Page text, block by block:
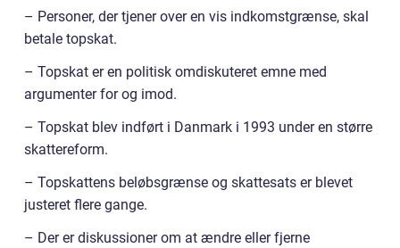
– Personer, der tjener over en vis indkomstgrænse, skal
betale topskat.
– Topskat er en politisk omdiskuteret emne med
argumenter for og imod.
– Topskat blev indført i Danmark i 1993 under en større
skattereform.
– Topskattens beløbsgrænse og skattesats er blevet
justeret flere gange.
– Der er diskussioner om at ændre eller fjerne